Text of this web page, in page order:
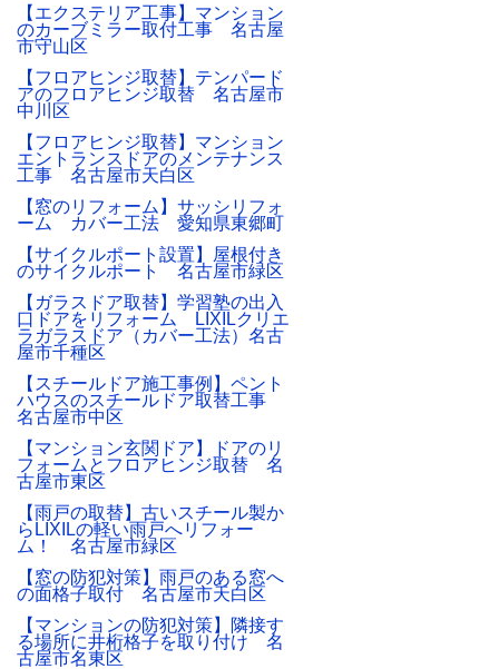
【エクステリア工事】マンション
のカーブミラー取付工事 名古屋
市守山区
【フロアヒンジ取替】テンパード
アのフロアヒンジ取替 名古屋市
中川区
【フロアヒンジ取替】マンション
エントランスドアのメンテナンス
工事 名古屋市天白区
【窓のリフォーム】サッシリフォ
ーム カバー工法 愛知県東郷町
【サイクルポート設置】屋根付き
のサイクルポート 名古屋市緑区
【ガラスドア取替】学習塾の出入
口ドアをリフォーム LIXILクリエ
ラガラスドア（カバー工法）名古
屋市千種区
【スチールドア施工事例】ペント
ハウスのスチールドア取替工事
名古屋市中区
【マンション玄関ドア】ドアのリ
フォームとフロアヒンジ取替 名
古屋市東区
【雨戸の取替】古いスチール製か
らLIXILの軽い雨戸へリフォー
ム！ 名古屋市緑区
【窓の防犯対策】雨戸のある窓へ
の面格子取付 名古屋市天白区
【マンションの防犯対策】隣接す
る場所に井桁格子を取り付け 名
古屋市名東区